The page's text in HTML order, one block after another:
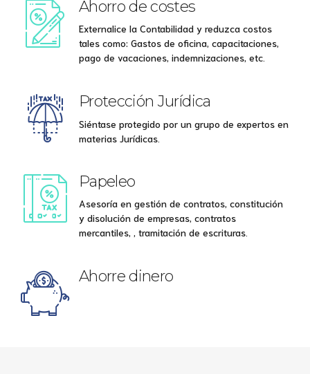
Ahorro de costes
Externalice la Contabilidad y reduzca costos
tales como: Gastos de oficina, capacitaciones,
pago de vacaciones, indemnizaciones, etc.
Protección Jurídica
Siéntase protegido por un grupo de expertos en
materias Jurídicas.
Papeleo
Asesoría en gestión de contratos, constitución
y disolución de empresas, contratos
mercantiles, , tramitación de escrituras.
Ahorre dinero